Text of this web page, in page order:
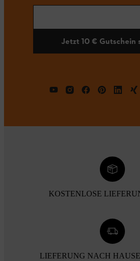
Jetzt 10 € Gutschein
KOSTENLOSE
LIEFERUNG NACH